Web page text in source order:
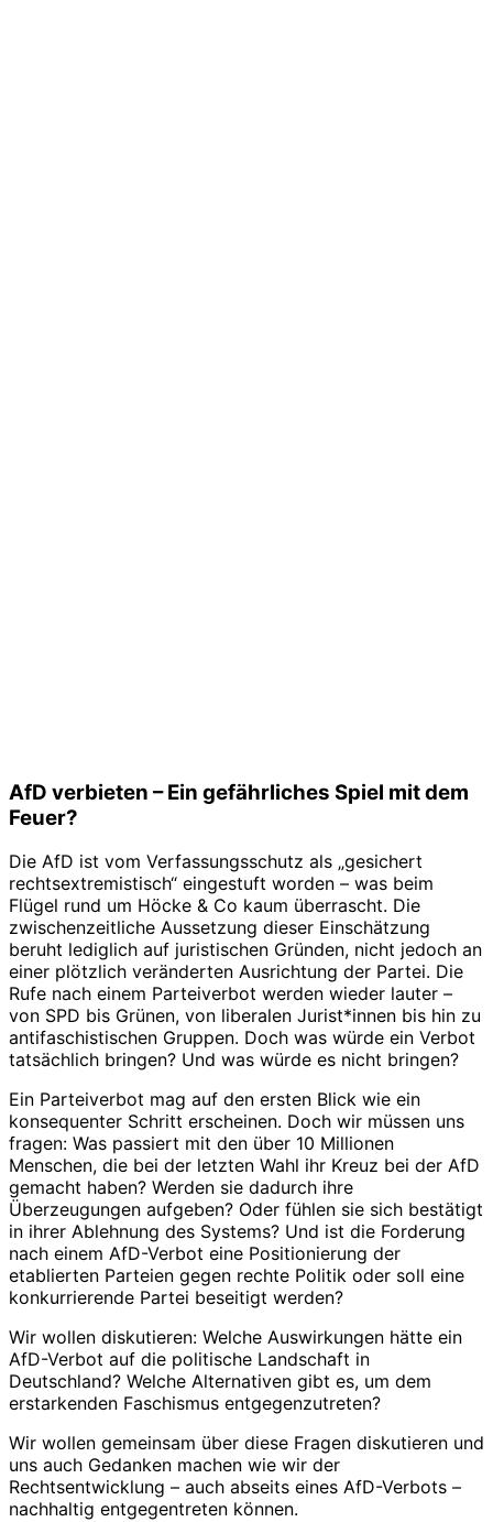
AfD verbieten – Ein gefährliches Spiel mit dem
Feuer?
Die AfD ist vom Verfassungsschutz als „gesichert
rechtsextremistisch“ eingestuft worden – was beim
Flügel rund um Höcke & Co kaum überrascht. Die
zwischenzeitliche Aussetzung dieser Einschätzung
beruht lediglich auf juristischen Gründen, nicht jedoch an
einer plötzlich veränderten Ausrichtung der Partei. Die
Rufe nach einem Parteiverbot werden wieder lauter –
von SPD bis Grünen, von liberalen Jurist*innen bis hin zu
antifaschistischen Gruppen. Doch was würde ein Verbot
tatsächlich bringen? Und was würde es nicht bringen?
Ein Parteiverbot mag auf den ersten Blick wie ein
konsequenter Schritt erscheinen. Doch wir müssen uns
fragen: Was passiert mit den über 10 Millionen
Menschen, die bei der letzten Wahl ihr Kreuz bei der AfD
gemacht haben? Werden sie dadurch ihre
Überzeugungen aufgeben? Oder fühlen sie sich bestätigt
in ihrer Ablehnung des Systems? Und ist die Forderung
nach einem AfD-Verbot eine Positionierung der
etablierten Parteien gegen rechte Politik oder soll eine
konkurrierende Partei beseitigt werden?
Wir wollen diskutieren: Welche Auswirkungen hätte ein
AfD-Verbot auf die politische Landschaft in
Deutschland? Welche Alternativen gibt es, um dem
erstarkenden Faschismus entgegenzutreten?
Wir wollen gemeinsam über diese Fragen diskutieren und
uns auch Gedanken machen wie wir der
Rechtsentwicklung – auch abseits eines AfD-Verbots –
nachhaltig entgegentreten können.